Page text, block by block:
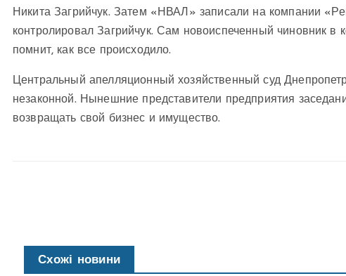
Никита Загрийчук. Затем «НВАЛ» записали на компании
контролировал Загрийчук. Сам новоиспеченный чиновник в
помнит, как все происходило.
Центральный апелляционный хозяйственный суд
незаконной. Нынешние представители предприятия
возвращать свой бизнес и имущество.
Схожі новини